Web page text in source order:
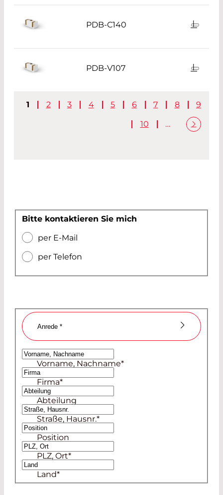
PDB-C140
PDB-V107
1 2 3 4 5 6 7 8 9
10 …
Bitte kontaktieren Sie mich
per E-Mail
per Telefon
Anrede *
Frau
Herr
Vorname, Nachname*
Firma*
Abteilung
Straße, Hausnr.*
Position
PLZ, Ort*
Land*